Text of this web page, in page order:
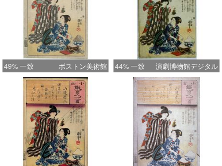
49% 一致 ボストン美術館 44% 一致 演劇博物館デジタル